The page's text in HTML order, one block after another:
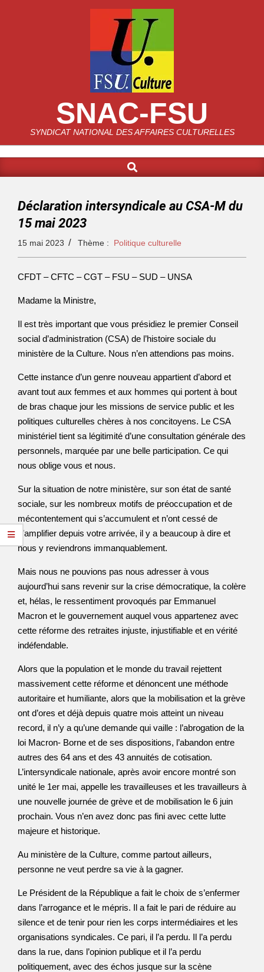
SNAC-FSU
SYNDICAT NATIONAL DES AFFAIRES CULTURELLES
Déclaration intersyndicale au CSA-M du
15 mai 2023
15 mai 2023 Thème : Politique culturelle
CFDT – CFTC – CGT – FSU – SUD – UNSA
Madame la Ministre,
Il est très important que vous présidiez le premier Conseil
social d’administration (CSA) de l’histoire sociale du
ministère de la Culture. Nous n’en attendions pas moins.
Cette instance d’un genre nouveau appartient d’abord et
avant tout aux femmes et aux hommes qui portent à bout
de bras chaque jour les missions de service public et les
politiques culturelles chères à nos concitoyens. Le CSA
ministériel tient sa légitimité d’une consultation générale des
personnels, marquée par une belle participation. Ce qui
nous oblige vous et nous.
Sur la situation de notre ministère, sur son état de santé
sociale, sur les nombreux motifs de préoccupation et de
mécontentement qui s’accumulent et n’ont cessé de
s’amplifier depuis votre arrivée, il y a beaucoup à dire et
nous y reviendrons immanquablement.
Mais nous ne pouvions pas nous adresser à vous
aujourd’hui sans revenir sur la crise démocratique, la colère
et, hélas, le ressentiment provoqués par Emmanuel
Macron et le gouvernement auquel vous appartenez avec
cette réforme des retraites injuste, injustifiable et en vérité
indéfendable.
Alors que la population et le monde du travail rejettent
massivement cette réforme et dénoncent une méthode
autoritaire et humiliante, alors que la mobilisation et la grève
ont d’ores et déjà depuis quatre mois atteint un niveau
record, il n’y a qu’une demande qui vaille : l’abrogation de la
loi Macron- Borne et de ses dispositions, l’abandon entre
autres des 64 ans et des 43 annuités de cotisation.
L’intersyndicale nationale, après avoir encore montré son
unité le 1er mai, appelle les travailleuses et les travailleurs à
une nouvelle journée de grève et de mobilisation le 6 juin
prochain. Vous n’en avez donc pas fini avec cette lutte
majeure et historique.
Au ministère de la Culture, comme partout ailleurs,
personne ne veut perdre sa vie à la gagner.
Le Président de la République a fait le choix de s’enfermer
dans l’arrogance et le mépris. Il a fait le pari de réduire au
silence et de tenir pour rien les corps intermédiaires et les
organisations syndicales. Ce pari, il l’a perdu. Il l’a perdu
dans la rue, dans l’opinion publique et il l’a perdu
politiquement, avec des échos jusque sur la scène